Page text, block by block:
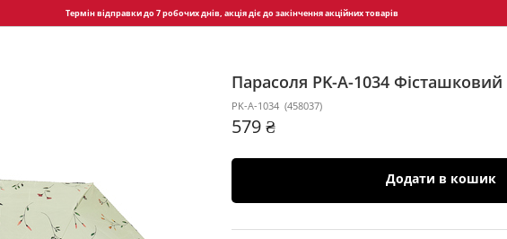
Термін відправкидо 7 робочих днів, акція діє до закінчення акційних товарів
Парасоля PK-A-1034 Фісташковий
PK-A-1034 (458037)
579 ₴
Додати в кошик